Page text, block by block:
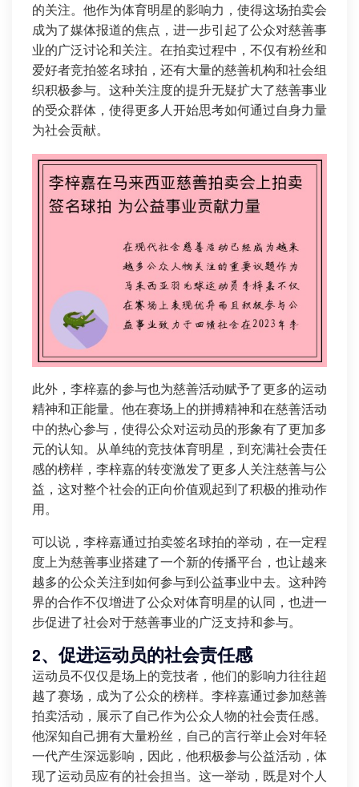
的关注。他作为体育明星的影响力，使得这场拍卖会
成为了媒体报道的焦点，进一步引起了公众对慈善事
业的广泛讨论和关注。在拍卖过程中，不仅有粉丝和
爱好者竞拍签名球拍，还有大量的慈善机构和社会组
织积极参与。这种关注度的提升无疑扩大了慈善事业
的受众群体，使得更多人开始思考如何通过自身力量
为社会贡献。
此外，李梓嘉的参与也为慈善活动赋予了更多的运动
精神和正能量。他在赛场上的拼搏精神和在慈善活动
中的热心参与，使得公众对运动员的形象有了更加多
元的认知。从单纯的竞技体育明星，到充满社会责任
感的榜样，李梓嘉的转变激发了更多人关注慈善与公
益，这对整个社会的正向价值观起到了积极的推动作
用。
可以说，李梓嘉通过拍卖签名球拍的举动，在一定程
度上为慈善事业搭建了一个新的传播平台，也让越来
越多的公众关注到如何参与到公益事业中去。这种跨
界的合作不仅增进了公众对体育明星的认同，也进一
步促进了社会对于慈善事业的广泛支持和参与。
2、促进运动员的社会责任感
运动员不仅仅是场上的竞技者，他们的影响力往往超
越了赛场，成为了公众的榜样。李梓嘉通过参加慈善
拍卖活动，展示了自己作为公众人物的社会责任感。
他深知自己拥有大量粉丝，自己的言行举止会对年轻
一代产生深远影响，因此，他积极参与公益活动，体
现了运动员应有的社会担当。这一举动，既是对个人